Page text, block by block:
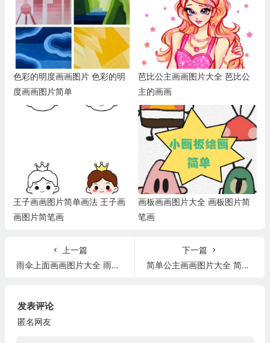
色彩的明度画画图片 色彩的明
度画画图片简单
芭比公主画画图片大全 芭比公
主的画画
王子画画图片简单画法 王子画
画图片简笔画
画板画画图片大全 画板图片简
笔画
上一篇
雨伞上面画画图片大全 雨伞上面画画图片大全可爱
下一篇
简单公主画画图片大全 简单公主画法图片
发表评论
匿名网友